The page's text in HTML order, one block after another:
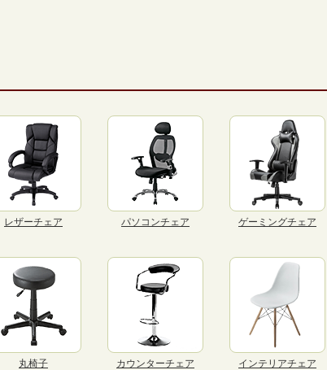
レザーチェア パソコンチェア ゲーミングチェア
丸椅子 カウンターチェア インテリアチェア